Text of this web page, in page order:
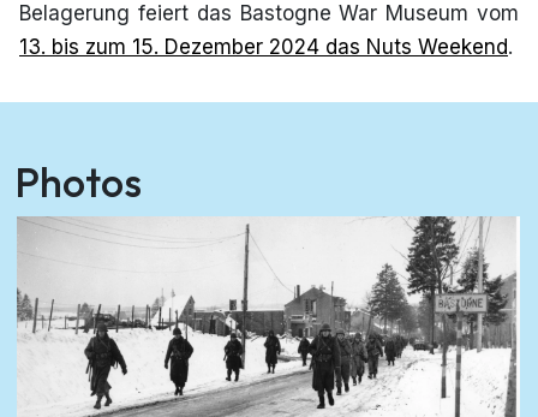
Belagerung feiert das Bastogne War Museum vom
13. bis zum 15. Dezember 2024 das Nuts Weekend.
Photos